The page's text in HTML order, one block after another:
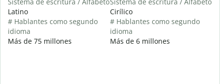
Latino
# Hablantes como segundo
idioma
Más de 75 millones
Cirílico
# Hablantes como segundo
idioma
Más de 6 millones